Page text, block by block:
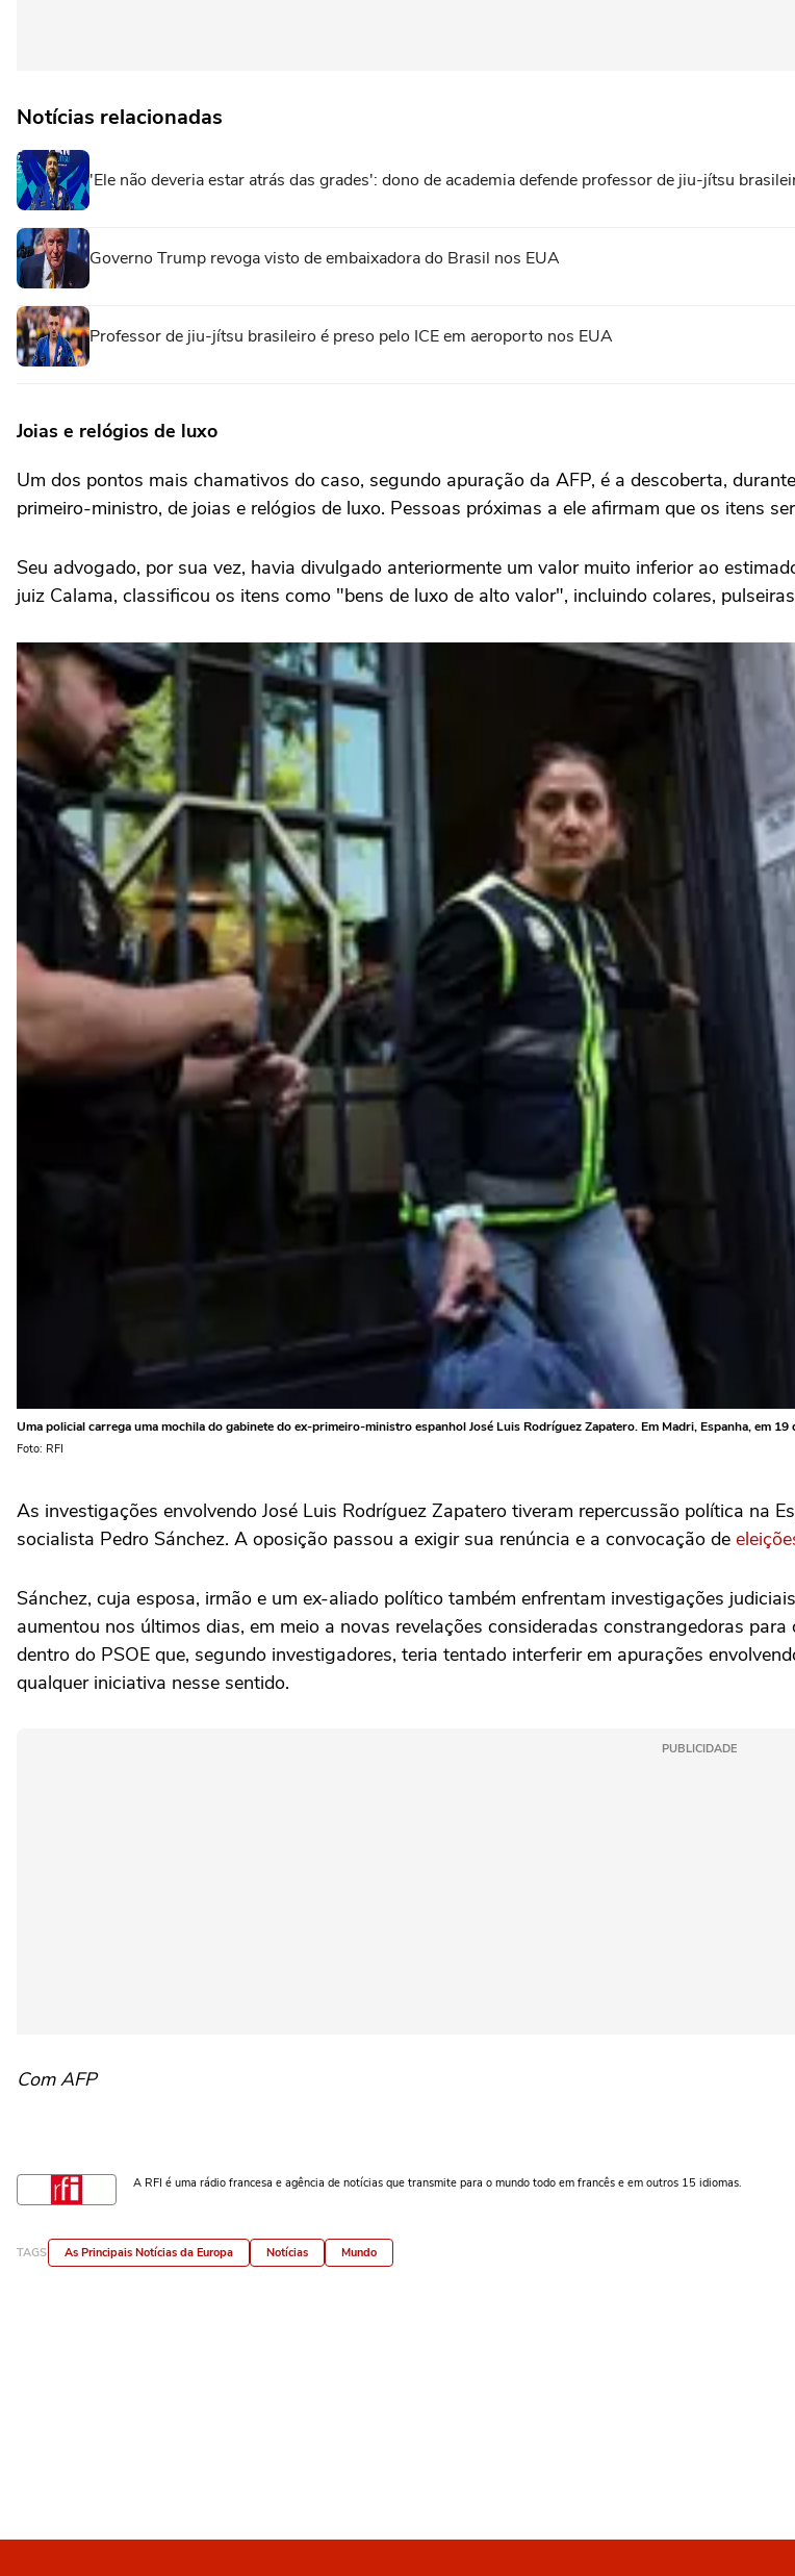
Notícias relacionadas
'Ele não deveria estar atrás das grades': dono de academia defende professor de jiu-jítsu
Governo Trump revoga visto de embaixadora do Brasil nos EUA
Professor de jiu-jítsu brasileiro é preso pelo ICE em aeroporto nos EUA
Joias e relógios de luxo
Um dos pontos mais chamativos do caso, segundo apuração da AFP, é a descoberta,
primeiro-ministro, de joias e relógios de luxo. Pessoas próximas a ele afirmam que os itens
Seu advogado, por sua vez, havia divulgado anteriormente um valor muito inferior ao
juiz Calama, classificou os itens como "bens de luxo de alto valor", incluindo colares,
Uma policial carrega uma mochila do gabinete do ex-primeiro-ministro espanhol José Luis Rodríguez Zapatero. Em Madri, Espanha, em 19
Foto: RFI
As investigações envolvendo José Luis Rodríguez Zapatero tiveram repercussão política na
socialista Pedro Sánchez. A oposição passou a exigir sua renúncia e a convocação de
Sánchez, cuja esposa, irmão e um ex-aliado político também enfrentam investigações
aumentou nos últimos dias, em meio a novas revelações consideradas constrangedoras
dentro do PSOE que, segundo investigadores, teria tentado interferir em apurações
qualquer iniciativa nesse sentido.
PUBLICIDADE
Com AFP
A RFI é uma rádio francesa e agência de notícias que transmite para o mundo todo em francês e em outros 15 idiomas.
TAGS As Principais Notícias da Europa Notícias Mundo